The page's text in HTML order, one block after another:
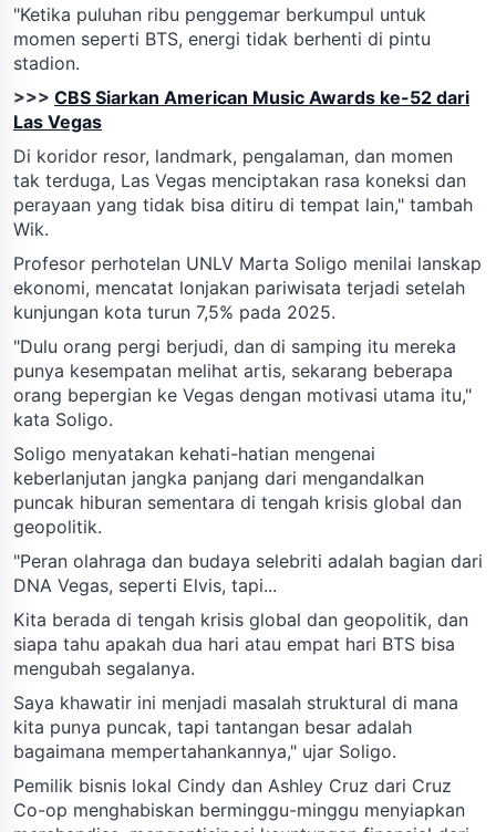
"Ketika puluhan ribu penggemar berkumpul untuk
momen seperti BTS, energi tidak berhenti di pintu
stadion.
>>> CBS Siarkan American Music Awards ke-52 dari
Las Vegas
Di koridor resor, landmark, pengalaman, dan momen
tak terduga, Las Vegas menciptakan rasa koneksi dan
perayaan yang tidak bisa ditiru di tempat lain," tambah
Wik.
Profesor perhotelan UNLV Marta Soligo menilai lanskap
ekonomi, mencatat lonjakan pariwisata terjadi setelah
kunjungan kota turun 7,5% pada 2025.
"Dulu orang pergi berjudi, dan di samping itu mereka
punya kesempatan melihat artis, sekarang beberapa
orang bepergian ke Vegas dengan motivasi utama itu,"
kata Soligo.
Soligo menyatakan kehati-hatian mengenai
keberlanjutan jangka panjang dari mengandalkan
puncak hiburan sementara di tengah krisis global dan
geopolitik.
"Peran olahraga dan budaya selebriti adalah bagian dari
DNA Vegas, seperti Elvis, tapi...
Kita berada di tengah krisis global dan geopolitik, dan
siapa tahu apakah dua hari atau empat hari BTS bisa
mengubah segalanya.
Saya khawatir ini menjadi masalah struktural di mana
kita punya puncak, tapi tantangan besar adalah
bagaimana mempertahankannya," ujar Soligo.
Pemilik bisnis lokal Cindy dan Ashley Cruz dari Cruz
Co-op menghabiskan berminggu-minggu menyiapkan